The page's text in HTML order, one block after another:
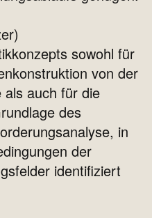
sowohl für
von der
als auch für die
des
in
der
identifiziert